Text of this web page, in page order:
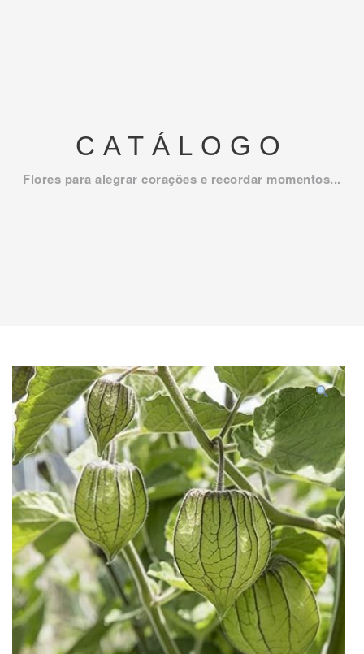
CATÁLOGO
Flores para alegrar corações e recordar momentos...